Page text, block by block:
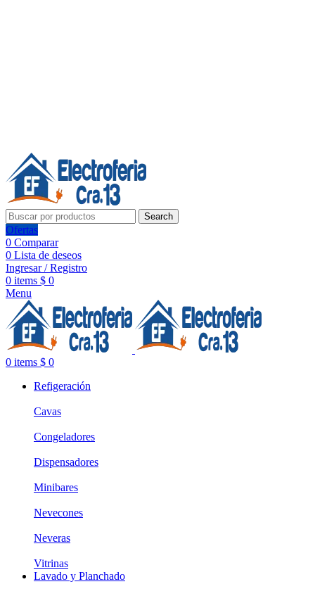
Search
Ofertas
0 Comparar
0 Lista de deseos
Ingresar / Registro
0 items $ 0
Menu
0 items $ 0
Refigeración
Cavas
Congeladores
Dispensadores
Minibares
Nevecones
Neveras
Vitrinas
Lavado y Planchado